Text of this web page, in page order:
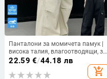
Панталони за момичета памук |
висока талия, влагоотводящи, за
възраст 7–12 г., лято 2025,
22.59 €/44.18 лв
add_shopping_cart